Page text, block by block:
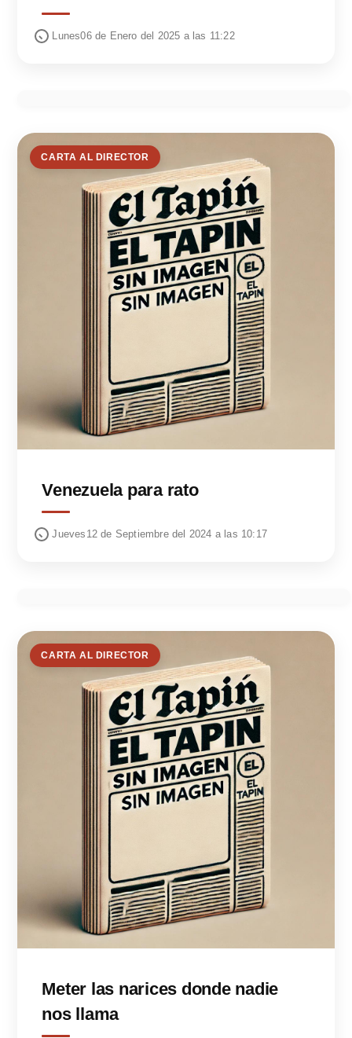
Lunes06 de Enero del 2025 a las 11:22
CARTA AL DIRECTOR
Venezuela para rato
Jueves12 de Septiembre del 2024 a las 10:17
CARTA AL DIRECTOR
Meter las narices donde nadie
nos llama